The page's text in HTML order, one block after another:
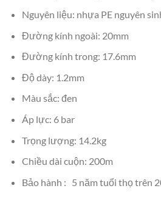
Nguyên liệu: nhựa PEnguyên
Đường kính ngoài: 20mm
Đường kính trong: 17.6mm
Độ dày: 1.2mm
Màu sắc: đen
Áp lực: 6bar
Trọng lượng: 14.2kg
Chiều dài cuộn: 200m
Bảo hành : 5 năm tuổi thọ trên